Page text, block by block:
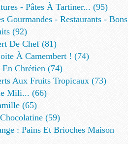
- Pâtes À Tartiner... (95)
Gourmandes - Restaurants - Bons
(92)
De Chef (81)
À Camembert ! (74)
Chrétien (74)
Aux Fruits Tropicaux (73)
Mili... (66)
(65)
(59)
: Pains Et Brioches Maison